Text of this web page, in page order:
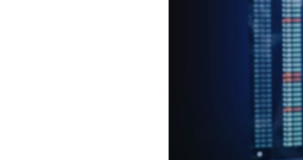
апликације и почнете
Дакле, ако сте спремни
и почните одмах.
почетнике у
искористите прилике.